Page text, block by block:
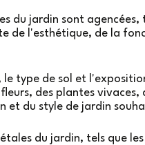
du jardin sont agencées,
de l'esthétique, de la
type de sol et
des plantes vivaces,
et du style de jardin
du jardin, tels que